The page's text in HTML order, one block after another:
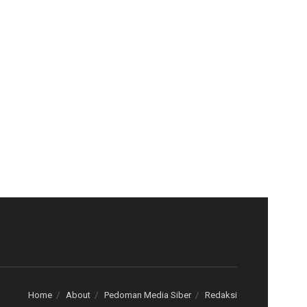
Home About Pedoman Media Siber Redaksi